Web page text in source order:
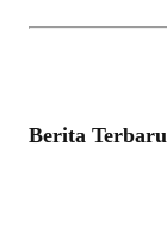
Berita Terbaru